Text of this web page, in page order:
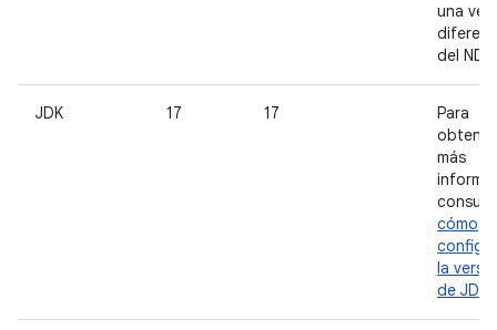
una
del NDK.
JDK 17 17
Para
obtener
más
cómo
la
de JDK